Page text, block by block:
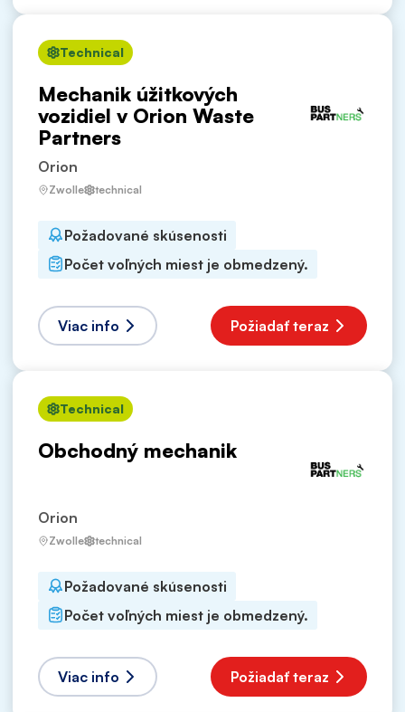
Technical
Mechanik úžitkových
vozidiel v Orion Waste
Partners
Orion
Zwolle technical
Požadované skúsenosti
Počet voľných miest je obmedzený.
Viac info Požiadať teraz
Technical
Obchodný mechanik
Orion
Zwolle technical
Požadované skúsenosti
Počet voľných miest je obmedzený.
Viac info Požiadať teraz